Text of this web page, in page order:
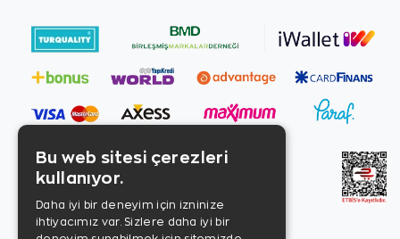
Bu web sitesi çerezleri
kullanıyor.
Daha iyi bir deneyim için izninize
ihtiyacımız var. Sizlere daha iyi bir